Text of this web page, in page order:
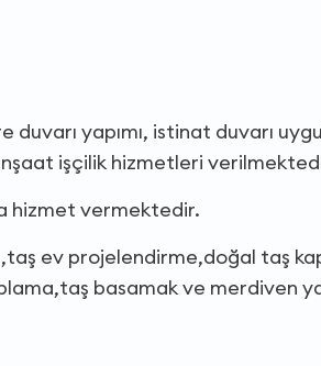
yapımı, istinat duvarı
inşaat işçilik hizmetleri
hizmet vermektedir.
ev projelendirme,doğal taş
basamak ve merdiven